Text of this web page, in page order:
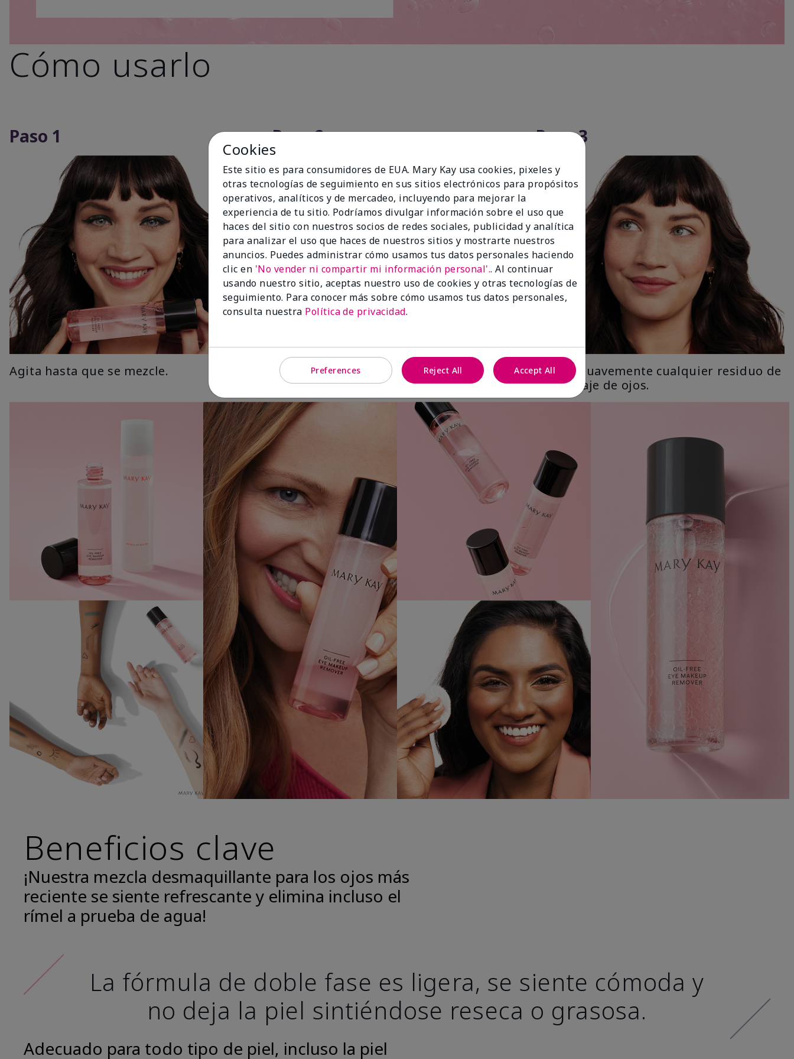
Cómo usarlo
Paso 1
Agita hasta que se mezcle.
Paso 2
Aplica una pequeña cantidad a una
bolita o almohadilla de algodón.
Paso 3
Limpia suavemente cualquier residuo de
maquillaje de ojos.
Beneficios clave
¡Nuestra mezcla desmaquillante para los ojos más
reciente se siente refrescante y elimina incluso el
rímel a prueba de agua!
La fórmula de doble fase es ligera, se siente cómoda y
no deja la piel sintiéndose reseca o grasosa.
Adecuado para todo tipo de piel, incluso la piel
Cookies
Este sitio es para consumidores de EUA. Mary Kay usa cookies, pixeles y
otras tecnologías de seguimiento en sus sitios electrónicos para propósitos
operativos, analíticos y de mercadeo, incluyendo para mejorar la
experiencia de tu sitio. Podríamos divulgar información sobre el uso que
haces del sitio con nuestros socios de redes sociales, publicidad y analítica
para analizar el uso que haces de nuestros sitios y mostrarte nuestros
anuncios. Puedes administrar cómo usamos tus datos personales haciendo
clic en 'No vender ni compartir mi información personal'.. Al continuar
usando nuestro sitio, aceptas nuestro uso de cookies y otras tecnologías de
seguimiento. Para conocer más sobre cómo usamos tus datos personales,
consulta nuestra Política de privacidad.
Preferences Reject All Accept All